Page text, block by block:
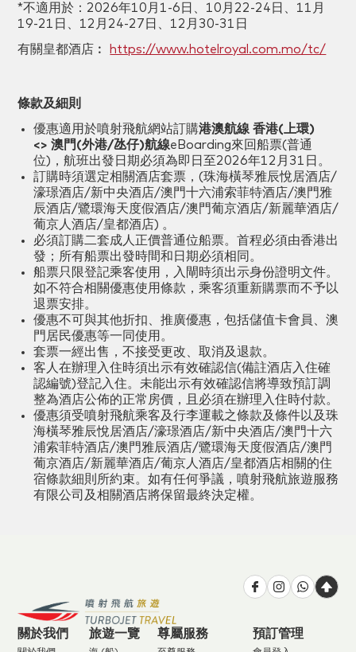
*不適用於：2026年10月1-6日、10月22-24日、11月
19-21日、12月24-27日、12月30-31日
有關皇都酒店︰
https://www.hotelroyal.com.mo/tc/
條款及細則
優惠適用於噴射飛航網站訂購港澳航線 香港(上環)
<> 澳門(外港/氹仔)航線eBoarding來回船票(普通
位)，航班出發日期必須為即日至2026年12月31日。
訂購時須選定相關酒店套票，(珠海橫琴雅辰悅居酒店/
濠璟酒店/新中央酒店/澳門十六浦索菲特酒店/澳門雅
辰酒店/鷺環海天度假酒店/澳門葡京酒店/新麗華酒店/
葡京人酒店/皇都酒店) 。
必須訂購二套成人正價普通位船票。首程必須由香港出
發；所有船票出發時間和日期必須相同。
船票只限登記乘客使用，入閘時須出示身份證明文件。
如不符合相關優惠使用條款，乘客須重新購票而不予以
退票安排。
優惠不可與其他折扣、推廣優惠，包括儲值卡會員、澳
門居民優惠等一同使用。
套票一經出售，不接受更改、取消及退款。
客人在辦理入住時須出示有效確認信(備註酒店入住確
認編號)登記入住。未能出示有效確認信將導致預訂調
整為酒店公佈的正常房價，且必須在辦理入住時付款。
優惠須受噴射飛航乘客及行李運載之條款及條件以及珠
海橫琴雅辰悅居酒店/濠璟酒店/新中央酒店/澳門十六
浦索菲特酒店/澳門雅辰酒店/鷺環海天度假酒店/澳門
葡京酒店/新麗華酒店/葡京人酒店/皇都酒店相關的住
宿條款細則所約束。如有任何爭議，噴射飛航旅遊服務
有限公司及相關酒店將保留最終決定權。
關於我們 旅遊一覽 尊屬服務 預訂管理